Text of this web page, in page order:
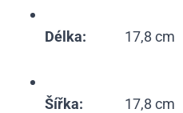
Délka: 17,8 cm
Šířka: 17,8 cm